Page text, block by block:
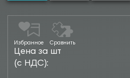
Избранное Сравнить
Цена за шт
(с НДС):